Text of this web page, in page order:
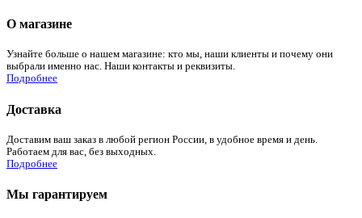
О магазине
Узнайте больше о нашем магазине: кто мы, наши клиенты и почему они
выбрали именно нас. Наши контакты и реквизиты.
Подробнее
Доставка
Доставим ваш заказ в любой регион России, в удобное время и день.
Работаем для вас, без выходных.
Подробнее
Мы гарантируем